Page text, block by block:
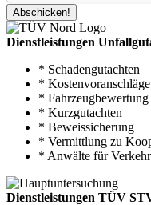
Abschicken!
Dienstleistungen
* Schadengutachten
* Kostenvoranschläge
*
* Kurzgutachten
* Beweissicherung
* Vermittlung zu
* Anwälte für
Dienstleistungen TÜV